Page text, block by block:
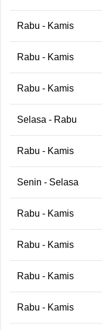
Rabu - Kamis
Rabu - Kamis
Rabu - Kamis
Selasa - Rabu
Rabu - Kamis
Senin - Selasa
Rabu - Kamis
Rabu - Kamis
Rabu - Kamis
Rabu - Kamis